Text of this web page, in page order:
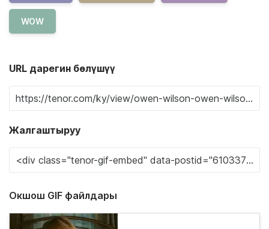
WOW
URL дарегин бөлүшүү
Жалгаштыруу
Окшош GIF файлдары